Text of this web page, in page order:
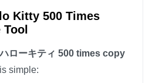
Kitty 500 Times
ハローキティ 500 times copy
simple: